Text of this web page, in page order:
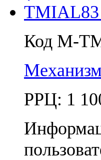
Код M-
РРЦ: 1